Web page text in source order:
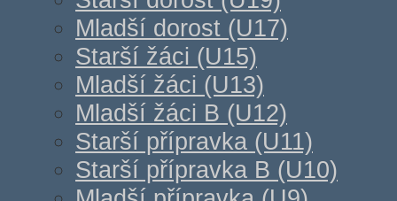
Mladší dorost (U17)
Starší žáci (U15)
Mladší žáci (U13)
Mladší žáci B (U12)
Starší přípravka (U11)
Starší přípravka B (U10)